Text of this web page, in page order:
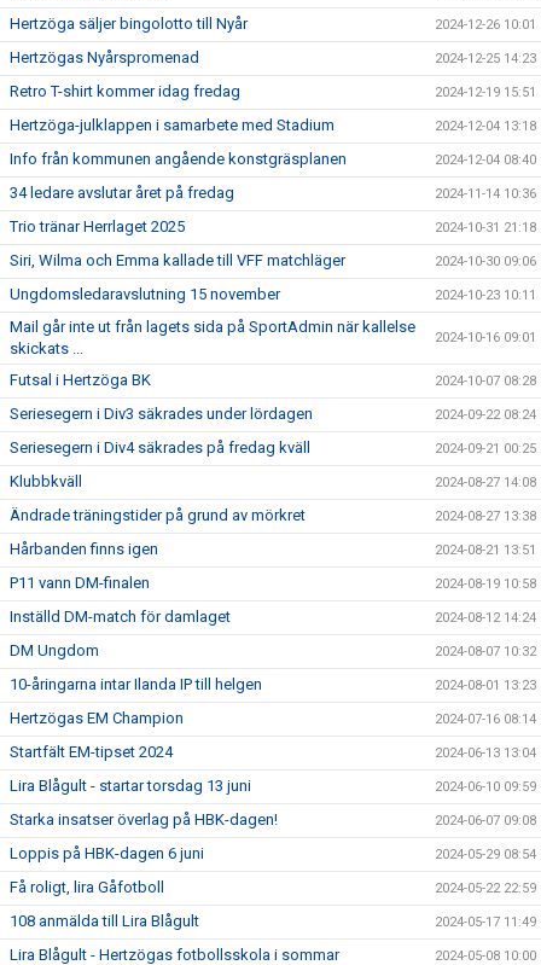
Hertzöga säljer bingolotto till Nyår 2024-12-26 10:01
Hertzögas Nyårspromenad 2024-12-25 14:23
Retro T-shirt kommer idag fredag 2024-12-19 15:51
Hertzöga-julklappen i samarbete med Stadium 2024-12-04 13:18
Info från kommunen angående konstgräsplanen 2024-12-04 08:40
34 ledare avslutar året på fredag 2024-11-14 10:36
Trio tränar Herrlaget 2025 2024-10-31 21:18
Siri, Wilma och Emma kallade till VFF matchläger 2024-10-30 09:06
Ungdomsledaravslutning 15 november 2024-10-23 10:11
Mail går inte ut från lagets sida på SportAdmin när kallelse
skickats ...
2024-10-16 09:01
Futsal i Hertzöga BK 2024-10-07 08:28
Seriesegern i Div3 säkrades under lördagen 2024-09-22 08:24
Seriesegern i Div4 säkrades på fredag kväll 2024-09-21 00:25
Klubbkväll 2024-08-27 14:08
Ändrade träningstider på grund av mörkret 2024-08-27 13:38
Hårbanden finns igen 2024-08-21 13:51
P11 vann DM-finalen 2024-08-19 10:58
Inställd DM-match för damlaget 2024-08-12 14:24
DM Ungdom 2024-08-07 10:32
10-åringarna intar Ilanda IP till helgen 2024-08-01 13:23
Hertzögas EM Champion 2024-07-16 08:14
Startfält EM-tipset 2024 2024-06-13 13:04
Lira Blågult - startar torsdag 13 juni 2024-06-10 09:59
Starka insatser överlag på HBK-dagen! 2024-06-07 09:08
Loppis på HBK-dagen 6 juni 2024-05-29 08:54
Få roligt, lira Gåfotboll 2024-05-22 22:59
108 anmälda till Lira Blågult 2024-05-17 11:49
Lira Blågult - Hertzögas fotbollsskola i sommar 2024-05-08 10:00